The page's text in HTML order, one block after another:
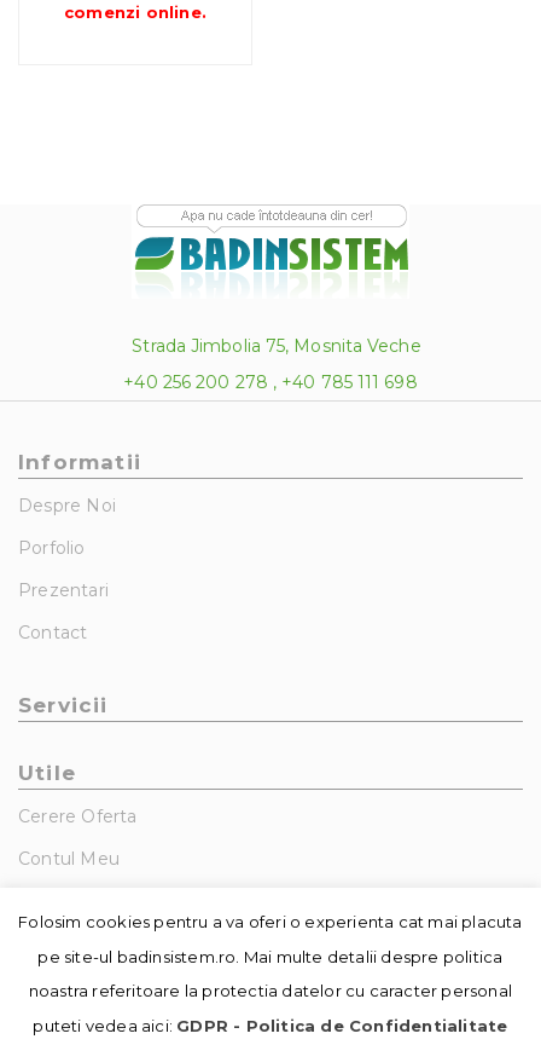
comenzi online.
Strada Jimbolia 75, Mosnita Veche
+40 256 200 278 , +40 785 111 698
Informatii
Despre Noi
Porfolio
Prezentari
Contact
Servicii
Utile
Cerere Oferta
Contul Meu
Folosim cookies pentru a va oferi o experienta cat mai placuta
pe site-ul badinsistem.ro. Mai multe detalii despre politica
noastra referitoare la protectia datelor cu caracter personal
puteti vedea aici: GDPR - Politica de Confidentialitate